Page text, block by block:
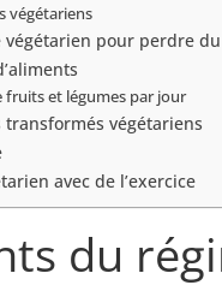
végétariens
pour perdre
fruits et légumes par jour
végétariens
avec de l’exercice
du